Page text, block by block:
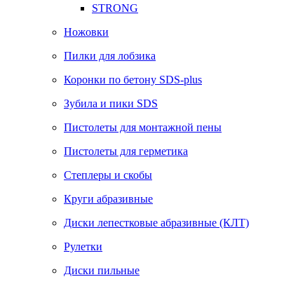
STRONG
Ножовки
Пилки для лобзика
Коронки по бетону SDS-plus
Зубила и пики SDS
Пистолеты для монтажной пены
Пистолеты для герметика
Степлеры и скобы
Круги абразивные
Диски лепестковые абразивные (КЛТ)
Рулетки
Диски пильные